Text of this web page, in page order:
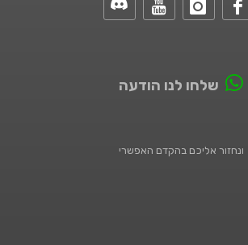
שלחו לנו הודעה
ונחזור אליכם בהקדם האפשרי